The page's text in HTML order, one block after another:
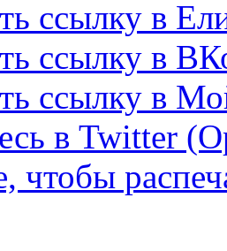
ссылку в
ссылку в
ссылку в
в Twitter
чтобы